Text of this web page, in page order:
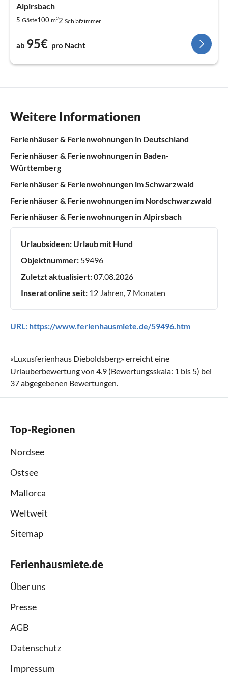
Alpirsbach
5 Gäste100 m22 Schlafzimmer
ab 95€ pro Nacht
Weitere Informationen
Ferienhäuser & Ferienwohnungen in Deutschland
Ferienhäuser & Ferienwohnungen in Baden-
Württemberg
Ferienhäuser & Ferienwohnungen im Schwarzwald
Ferienhäuser & Ferienwohnungen im Nordschwarzwald
Ferienhäuser & Ferienwohnungen in Alpirsbach
Urlaubsideen: Urlaub mit Hund
Objektnummer: 59496
Zuletzt aktualisiert:07.08.2026
Inserat online seit: 12 Jahren, 7 Monaten
URL: https://www.ferienhausmiete.de/59496.htm
«Luxusferienhaus Dieboldsberg» erreicht eine
Urlauberbewertung von 4.9 (Bewertungsskala: 1 bis 5) bei
37abgegebenen Bewertungen.
Top-Regionen
Nordsee
Ostsee
Mallorca
Weltweit
Sitemap
Ferienhausmiete.de
Über uns
Presse
AGB
Datenschutz
Impressum